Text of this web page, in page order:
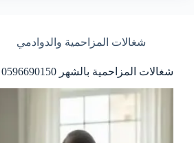
شغالات المزاحمية والدوادمي
شغالات المزاحمية بالشهر 0596690150